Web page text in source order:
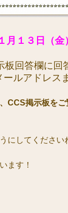
月１３日（金
板回答欄に回
ールアドレス
CCS掲示板を
にしてください
ます！